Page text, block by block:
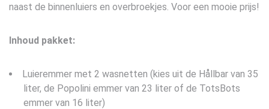
naast de binnenluiers en overbroekjes. Voor een mooie prijs!
Inhoud pakket:
Luieremmer met 2 wasnetten (kies uit de Hållbar van 35
liter, de Popolini emmer van 23 liter of de TotsBots
emmer van 16 liter)